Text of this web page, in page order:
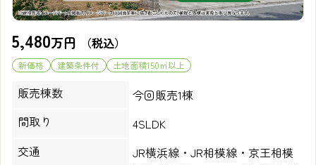
5,480万円 （税込）
新価格 建築条件付 土地面積150㎡以上
販売棟数
今回販売1棟
間取り
4SLDK
交通
JR横浜線・JR相模線・京王相模